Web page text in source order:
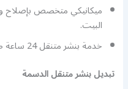
ميكانيكي متخصص بإصلاح
البيت.
خدمة بنشر متنقل 24 ساعة طوال أيام الاسبوع والشهر والسنة.
تبديل بنشر متنقل الدسمة